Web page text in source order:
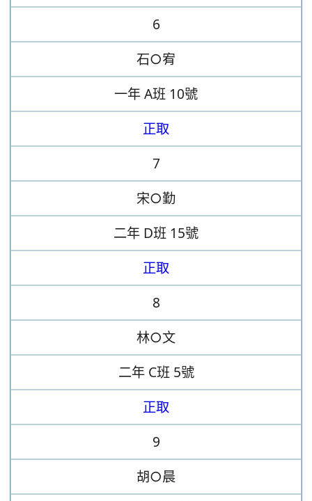
6
石○宥
一年A班 10號
正取
7
宋○勤
二年 D班 15號
正取
8
林○文
二年 C班 5號
正取
9
胡○晨